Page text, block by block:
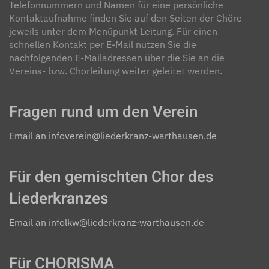
Telefonnummern und Namen für eine persönliche
Kontaktaufnahme finden Sie auf den Seiten der Chöre
jeweils unter dem Menüpunkt Leitung. Für einen
schnellen Kontakt per E-Mail nutzen Sie die
nachfolgenden E-Mailadressen über die Sie an die
Vereins- bzw. Chorleitung weiter geleitet werden.
Fragen rund um den Verein
Email an infoverein@liederkranz-warthausen.de
Für den gemischten Chor des
Liederkranzes
Email an infolkw@liederkranz-warthausen.de
Für CHORISMA